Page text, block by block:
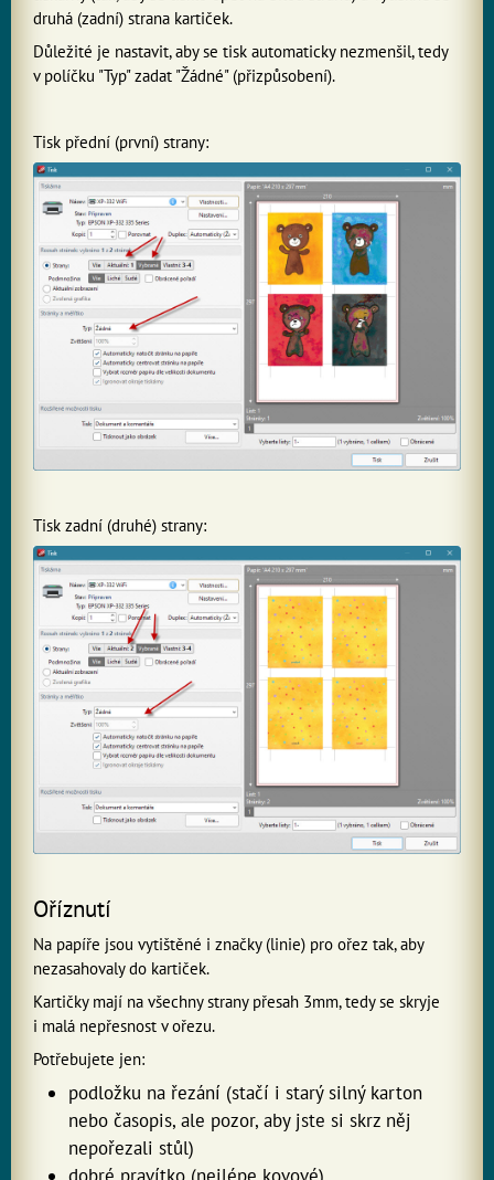
druhá (zadní) strana kartiček.
Důležité je nastavit, aby se tisk automaticky nezmenšil, tedy
v políčku "Typ" zadat "Žádné" (přizpůsobení).
Tisk přední (první) strany:
Tisk zadní (druhé) strany:
Oříznutí
Na papíře jsou vytištěné i značky (linie) pro ořez tak, aby
nezasahovaly do kartiček.
Kartičky mají na všechny strany přesah 3mm, tedy se skryje
i malá nepřesnost v ořezu.
Potřebujete jen:
podložku na řezání (stačí i starý silný karton
nebo časopis, ale pozor, aby jste si skrz něj
nepořezali stůl)